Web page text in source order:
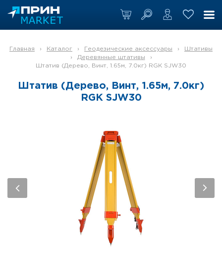
Главная › Каталог › Геодезические аксессуары ›
Штативы
›
Деревянные штативы
›
Штатив (Дерево, Винт, 1.65м, 7.0кг) RGK SJW30
Штатив (Дерево, Винт, 1.65м, 7.0кг)
RGK SJW30